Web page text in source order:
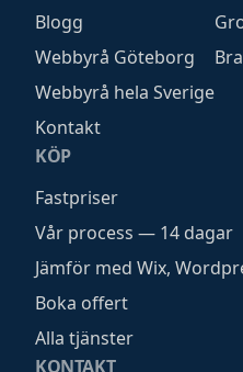
Blogg
Webbyrå Göteborg
Webbyrå hela Sverige
Kontakt
KÖP
Fastpriser
Vår process — 14 dagar
Jämför med Wix,
Boka offert
Alla tjänster
KONTAKT